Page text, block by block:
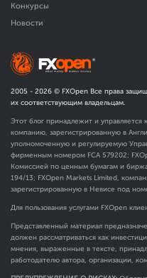
Конкурсы
Новости
2005 - 2026 © FXOpen Все права
их соответствующим владельцам.
Этот блог принадлежит и управляется
компанию, зарегистрированную в
уполномоченную и регулируемую
фирменным номером FCA 579202;
Комиссией по ценным бумагам и
194/13; FXOpen Markets Limited,
зарегистрированную в Невисе под
Для пользования услугами FXOpen
Представленный материал
должен рассматриваться как
мнения, выраженные в тексте,
работодателю автора, организации,